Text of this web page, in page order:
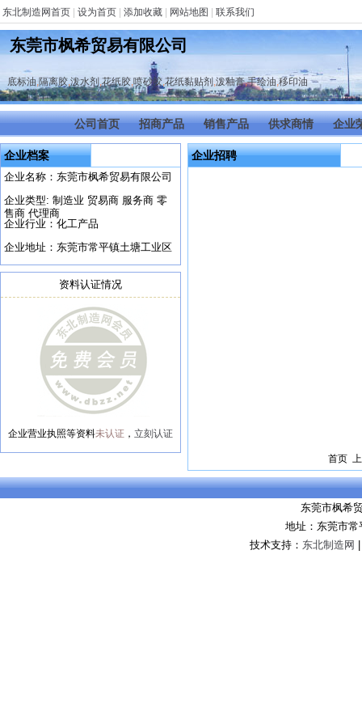
东北制造网首页 设为首页 添加收藏 网站地图 联系我们
东莞市枫希贸易有限公司
底标油,隔离胶,泼水剂 ,花纸胶,喷砂胶,花纸黏贴剂 ,泼釉膏,手绘油,移印油
公司首页 招商产品 销售产品 供求商情 企业
企业档案
企业名称：东莞市枫希贸易有限公司
企业类型: 制造业 贸易商 服务商 零
售商 代理商
企业行业：化工产品
企业地址：东莞市常平镇土塘工业区
资料认证情况
企业营业执照等资料未认证 ， 立刻认证
企业招聘
首页
东莞市枫希
地址：东莞市
技术支持： 东北制造网